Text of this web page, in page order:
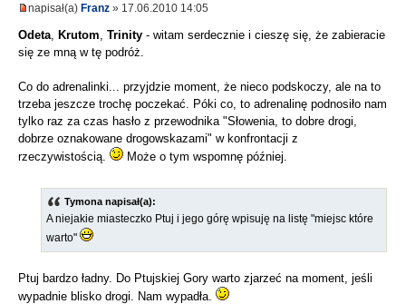
napisał(a) Franz » 17.06.2010 14:05
Odeta Krutom Trinity - witam serdecznie i cieszę się, że zabieracie
się ze mną w tę podróż.
Co do adrenalinki... przyjdzie moment, że nieco podskoczy, ale na to
trzeba jeszcze trochę poczekać. Póki co, to adrenalinę podnosiło nam
tylko raz za czas hasło z przewodnika "Słowenia, to dobre drogi,
dobrze oznakowane drogowskazami" w konfrontacji z
rzeczywistością.
Może o tym wspomnę później.
Tymona napisał(a):
A niejakie miasteczko Ptuj i jego górę wpisuję na listę "miejsc które
warto"
Ptuj bardzo ładny. Do Ptujskiej Gory warto zjarzeć na moment, jeśli
wypadnie blisko drogi. Nam wypadła.